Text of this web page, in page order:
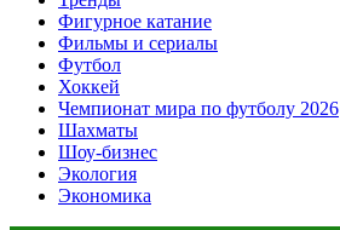
Фигурное катание
Фильмы и сериалы
Футбол
Хоккей
Чемпионат мира по футболу 2026
Шахматы
Шоу-бизнес
Экология
Экономика